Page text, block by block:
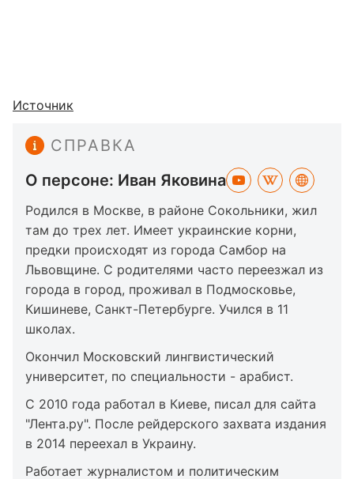
Источник
СПРАВКА
О персоне: Иван Яковина
Родился в Москве, в районе Сокольники, жил
там до трех лет. Имеет украинские корни,
предки происходят из города Самбор на
Львовщине. С родителями часто переезжал из
города в город, проживал в Подмосковье,
Кишиневе, Санкт-Петербурге. Учился в 11
школах.
Окончил Московский лингвистический
университет, по специальности - арабист.
С 2010 года работал в Киеве, писал для сайта
"Лента.ру". После рейдерского захвата издания
в 2014 переехал в Украину.
Работает журналистом и политическим